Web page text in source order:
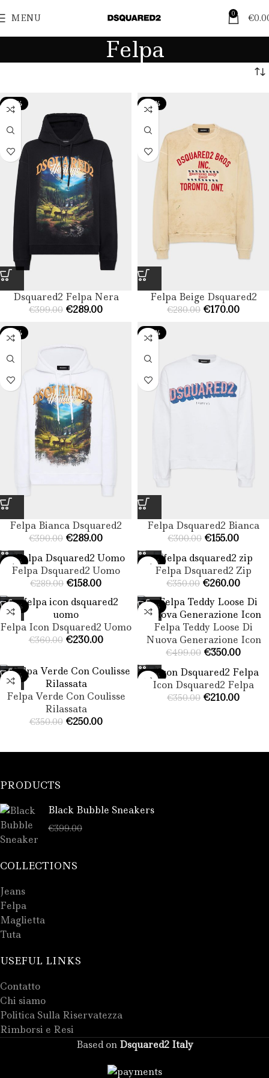
MENU 0 €
Felpa
-28%
Dsquared2 Felpa Nera​
€399.00 €289.00
-39%
Felpa Beige Dsquared2
€280.00 €170.00
-26%
Felpa Bianca​ Dsquared2
€390.00 €289.00
-48%
Felpa Dsquared2 Bianca​
€300.00 €155.00
-45%
Felpa Dsquared2 Uomo
€289.00 €158.00
-26%
Felpa Dsquared2 Zip​
€350.00 €260.00
-36%
Felpa Icon Dsquared2 Uomo
€360.00 €230.00
-30%
Felpa Teddy Loose Di
Nuova Generazione Icon
€499.00 €350.00
-29%
Felpa Verde Con Coulisse
Rilassata
€350.00 €250.00
-40%
Icon Dsquared2 Felpa​
€350.00 €210.00
PRODUCTS
Black Bubble Sneakers
€399.00
COLLECTIONS
Jeans
Felpa
Maglietta
Tuta
USEFUL LINKS
Contatto
Chi siamo
Politica Sulla Riservatezza
Rimborsi e Resi
Based on Dsquared2 Italy